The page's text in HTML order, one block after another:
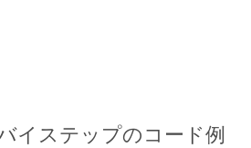
イステップのコード例